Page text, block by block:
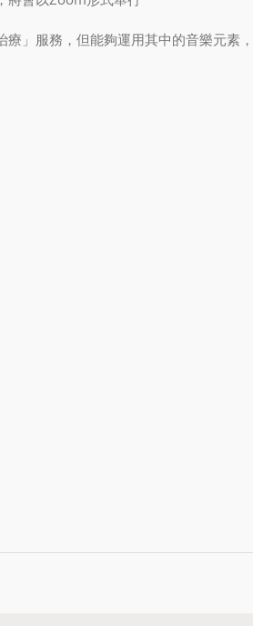
」服務，但能夠運用其中的音樂元素，